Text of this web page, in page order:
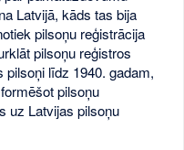
Latvijā, kāds tas bija
pilsoņu reģistrācija
pilsoņu reģistros
pilsoņi līdz 1940. gadam,
pilsoņu
uz Latvijas pilsoņu